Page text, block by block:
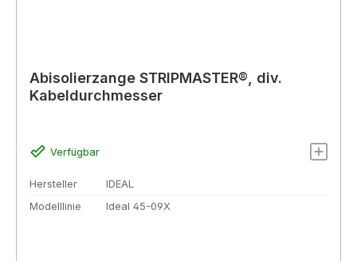
Abisolierzange STRIPMASTER®, div.
Kabeldurchmesser
Verfügbar
Hersteller
IDEAL
Modelllinie
Ideal 45-09X